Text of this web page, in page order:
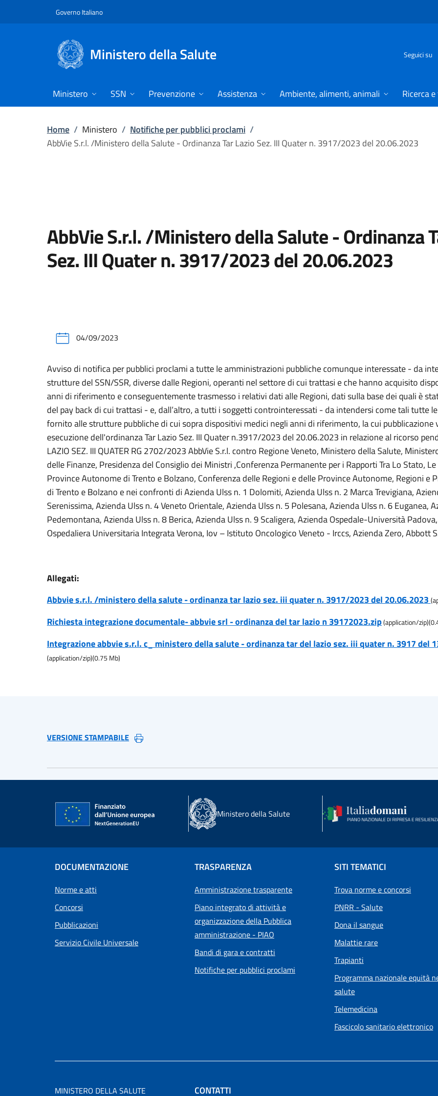
Governo Italiano
Ministero della Salute Seguici su
Ministero SSN Prevenzione Assistenza Ambiente, alimenti, animali Ricerca
Home / Ministero / Notifiche per pubblici proclami /
AbbVie S.r.l. /Ministero della Salute - Ordinanza Tar Lazio Sez. III Quater n. 3917/2023 del 20.06.2023
AbbVie S.r.l. /Ministero della Salute - Ordinanza
Sez. III Quater n. 3917/2023 del 20.06.2023
04/09/2023
Avviso di notifica per pubblici proclami a tutte le amministrazioni pubbliche comunque interessate - da
strutture del SSN/SSR, diverse dalle Regioni, operanti nel settore di cui trattasi e che hanno acquisito
anni di riferimento e conseguentemente trasmesso i relativi dati alle Regioni, dati sulla base dei quali è
del pay back di cui trattasi - e, dall’altro, a tutti i soggetti controinteressati - da intendersi come tali tutte
fornito alle strutture pubbliche di cui sopra dispositivi medici negli anni di riferimento, la cui
esecuzione dell'ordinanza Tar Lazio Sez. III Quater n.3917/2023 del 20.06.2023 in relazione al ricorso
LAZIO SEZ. III QUATER RG 2702/2023 AbbVie S.r.l. contro Regione Veneto, Ministero della Salute,
delle Finanze, Presidenza del Consiglio dei Ministri ,Conferenza Permanente per i Rapporti Tra Lo Stato,
Province Autonome di Trento e Bolzano, Conferenza delle Regioni e delle Province Autonome, Regioni e
di Trento e Bolzano e nei confronti di Azienda Ulss n. 1 Dolomiti, Azienda Ulss n. 2 Marca Trevigiana,
Serenissima, Azienda Ulss n. 4 Veneto Orientale, Azienda Ulss n. 5 Polesana, Azienda Ulss n. 6 Euganea,
Pedemontana, Azienda Ulss n. 8 Berica, Azienda Ulss n. 9 Scaligera, Azienda Ospedale-Università
Ospedaliera Universitaria Integrata Verona, Iov – Istituto Oncologico Veneto - Irccs, Azienda Zero, Abbott
Allegati:
Abbvie s.r.l. /ministero della salute - ordinanza tar lazio sez. iii quater n. 3917/2023 del 20.06.2023 (
Richiesta integrazione documentale- abbvie srl - ordinanza del tar lazio n 39172023.zip(application/zip)(
Integrazione abbvie s.r.l. c_ ministero della salute - ordinanza tar del lazio sez. iii quater n. 3917 del
(application/zip)(0.75 Mb)
VERSIONE STAMPABILE
Ministero della Salute
DOCUMENTAZIONE
Norme e atti
Concorsi
Pubblicazioni
Servizio Civile Universale
TRASPARENZA
Amministrazione trasparente
Piano integrato di attività e
organizzazione della Pubblica
amministrazione - PIAO
Bandi di gara e contratti
Notifiche per pubblici proclami
SITI TEMATICI
Trova norme e concorsi
PNRR - Salute
Dona il sangue
Malattie rare
Trapianti
Programma nazionale equità
salute
Telemedicina
Fascicolo sanitario elettronico
MINISTERO DELLA SALUTE CONTATTI